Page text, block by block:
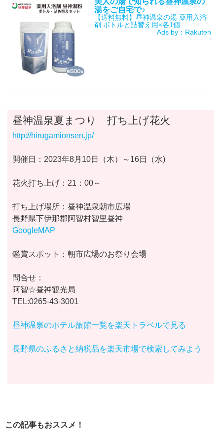
湯をご自宅で♪
【送料無料】昼神温泉の湯 薬用入浴
剤 ボトルと詰替え用×各1個
Ads by：Rakuten
昼神温泉夏まつり 打ち上げ花火
http://hirugamionsen.jp/
開催日：2023年8月10日（木）～16日（水)
花火打ち上げ：21：00～
打ち上げ場所：昼神温泉朝市広場
長野県下伊那郡阿智村智里昼神
GoogleMAP
鑑賞スポット：朝市広場のお祭り会場
問合せ：
阿智☆昼神観光局
TEL:0265-43-3001
昼神温泉のホテル旅館一覧を楽天トラベルで見る
長野県のふるさと納税品を楽天市場で検索してみよう
この記事もおススメ！